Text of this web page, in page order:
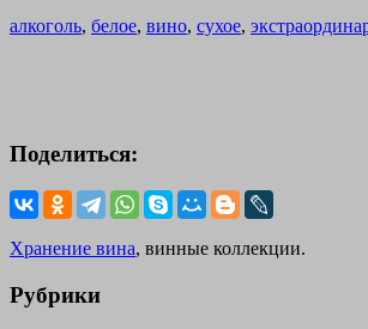
алкоголь, белое, вино, сухое,
Поделиться:
Хранение вина, винные коллекции.
Рубрики